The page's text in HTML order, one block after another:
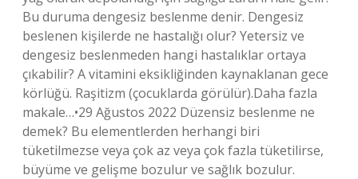
Bu duruma dengesiz beslenme denir. Dengesiz
beslenen kişilerde ne hastalığı olur? Yetersiz ve
dengesiz beslenmeden hangi hastalıklar ortaya
çıkabilir? A vitamini eksikliğinden kaynaklanan gece
körlüğü. Raşitizm (çocuklarda görülür).Daha fazla
makale…•29 Ağustos 2022 Düzensiz beslenme ne
demek? Bu elementlerden herhangi biri
tüketilmezse veya çok az veya çok fazla tüketilirse,
büyüme ve gelişme bozulur ve sağlık bozulur.